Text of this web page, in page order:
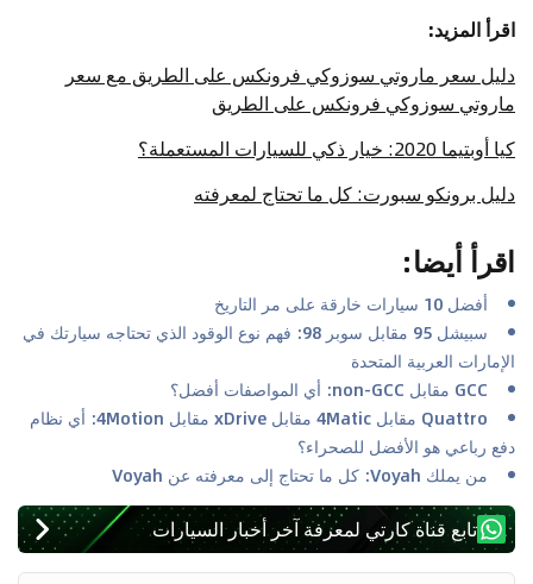
اقرأ المزيد:
دليل سعر ماروتي سوزوكي فرونكس على الطريق مع سعر
ماروتي سوزوكي فرونكس على الطريق
كيا أوبتيما 2020: خيار ذكي للسيارات المستعملة؟
دليل برونكو سبورت: كل ما تحتاج لمعرفته
اقرأ أيضا:
أفضل 10 سيارات خارقة على مر التاريخ
سبيشل 95 مقابل سوبر 98: فهم نوع الوقود الذي تحتاجه سيارتك في
الإمارات العربية المتحدة
GCC مقابل non-GCC: أي المواصفات أفضل؟
Quattro مقابل 4Matic مقابل xDrive مقابل 4Motion: أي نظام
دفع رباعي هو الأفضل للصحراء؟
من يملك Voyah: كل ما تحتاج إلى معرفته عن Voyah
تابع قناة كارتي لمعرفة آخر أخبار السيارات